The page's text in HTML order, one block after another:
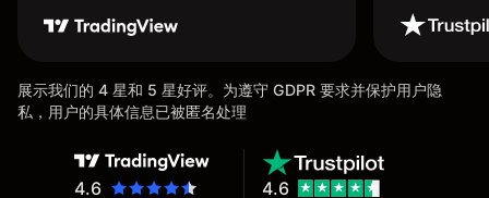
展示我们的 4 星和 5 星好评。为遵守 GDPR 要求并保护用户隐
私，用户的具体信息已被匿名处理
4.6 4.6